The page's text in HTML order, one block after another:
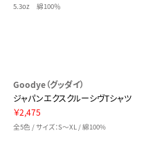
5.3oz 綿100％
Goodye（グッダイ）
ジャパンエクスクルーシヴTシャツ
￥2,475
全5色 / サイズ：S～XL / 綿100%